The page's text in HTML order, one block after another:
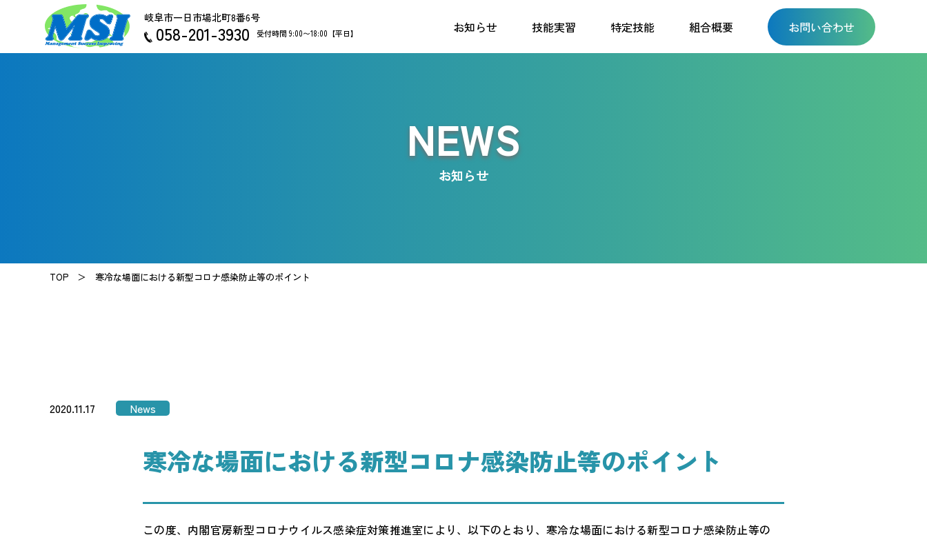
岐阜市一日市場北町8番6号
058-201-3930 受付時間 9:00〜18:00【平日】 お知らせ 技能実習 特定技能 組合概要 お問い合わせ
NEWS
お知らせ
TOP ＞ 寒冷な場面における新型コロナ感染防止等のポイント
2020.11.17 News
寒冷な場面における新型コロナ感染防止等のポイント
この度、内閣官房新型コロナウイルス感染症対策推進室により、以下のとおり、寒冷な場面における新型コロナ感染防止等の